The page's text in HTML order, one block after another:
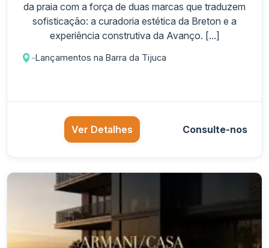
da praia com a força de duas marcas que traduzem
sofisticação: a curadoria estética da Breton e a
experiência construtiva da Avanço. [...]
-Lançamentos na Barra da Tijuca
Ver Detalhes Consulte-nos